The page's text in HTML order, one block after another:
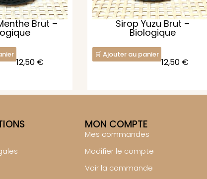
Brut –
12,50 €
Sirop Yuzu Brut –
Biologique
Ajouter au panier
12,50 €
MON COMPTE
Mes commandes
Modifier le compte
Voir la commande